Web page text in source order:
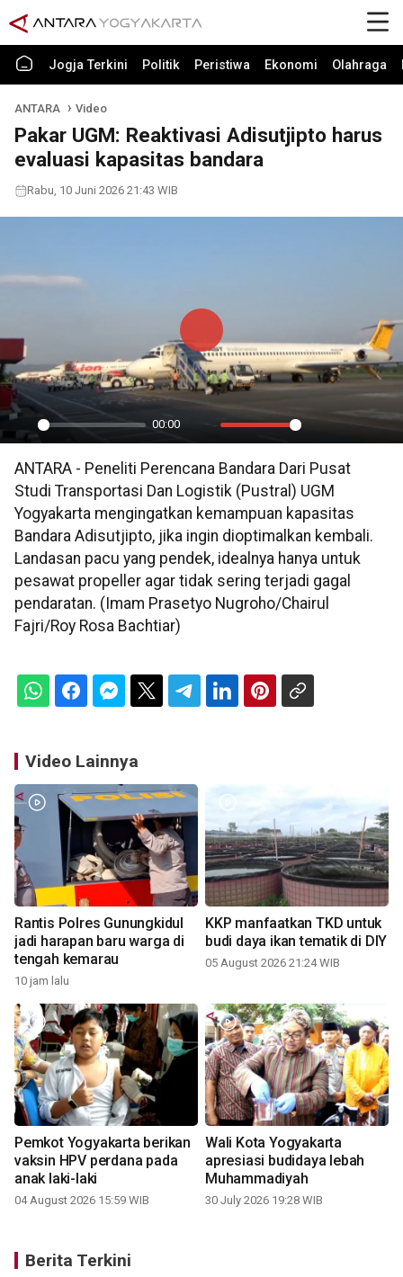
Jogja Terkini Politik Peristiwa Ekonomi Olahraga
ANTARA Video
Pakar UGM: Reaktivasi Adisutjipto harus
evaluasi kapasitas bandara
Rabu, 10 Juni 2026 21:43 WIB
Play
00:00
Mute Settings
PIP
Play
ANTARA - Peneliti Perencana Bandara Dari Pusat
Studi Transportasi Dan Logistik (Pustral) UGM
Yogyakarta mengingatkan kemampuan kapasitas
Bandara Adisutjipto, jika ingin dioptimalkan kembali.
Landasan pacu yang pendek, idealnya hanya untuk
pesawat propeller agar tidak sering terjadi gagal
pendaratan. (Imam Prasetyo Nugroho/Chairul
Fajri/Roy Rosa Bachtiar)
Video Lainnya
Rantis Polres Gunungkidul
jadi harapan baru warga di
tengah kemarau
10 jam lalu
KKP manfaatkan TKD untuk
budi daya ikan tematik di DIY
05 August 2026 21:24 WIB
Pemkot Yogyakarta berikan
vaksin HPV perdana pada
anak laki-laki
04 August 2026 15:59 WIB
Wali Kota Yogyakarta
apresiasi budidaya lebah
Muhammadiyah
30 July 2026 19:28 WIB
Berita Terkini